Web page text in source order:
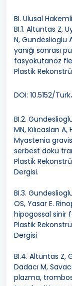
BI. Ulusal
BI.1. Altuntas Z,
N, Gundeslioglu
yanığı sonrası
fasyokutanöz
Plastik
DOI: 10.5152/
BI.2.
MN, Kılıcaslan
Myastenia
serbest doku
Plastik
Dergisi.
BI.3.
OS, Yasar E.
hipogossal sinir
Plastik
Dergisi
BI.4. Altuntas Z,
Dadacı M,
plazma,